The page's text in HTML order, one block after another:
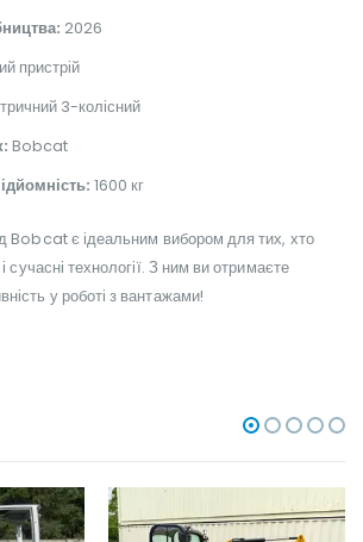
2026
пристрій
3-колісний
Bobcat
1600 кг
Bobcat є ідеальним вибором для тих, хто
сучасні технології. З ним ви отримаєте
у роботі з вантажами!